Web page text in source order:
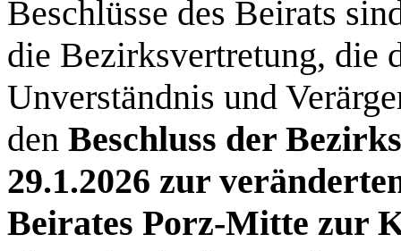
Beschlüsse des Beirats
die Bezirksvertretung, die
Unverständnis und
den Beschluss der
29.1.2026 zur
Beirates Porz-Mitte zur